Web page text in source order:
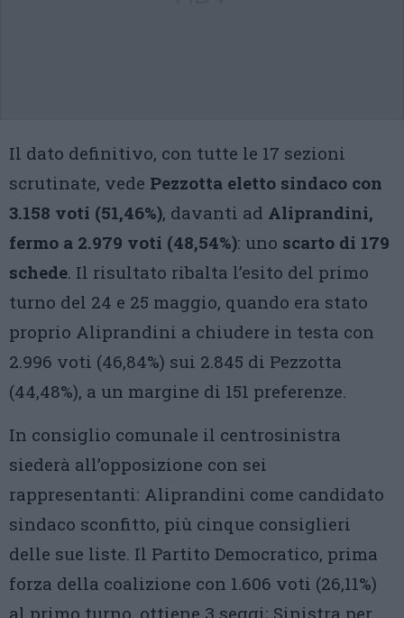
Il dato definitivo, con tutte le 17 sezioni
scrutinate, vede Pezzotta eletto sindaco con
3.158 voti (51,46%), davanti ad Aliprandini,
fermo a 2.979 voti (48,54%): uno scarto di 179
schede. Il risultato ribalta l’esito del primo
turno del 24 e 25 maggio, quando era stato
proprio Aliprandini a chiudere in testa con
2.996 voti (46,84%) sui 2.845 di Pezzotta
(44,48%), a un margine di 151 preferenze.
In consiglio comunale il centrosinistra
siederà all’opposizione con sei
rappresentanti: Aliprandini come candidato
sindaco sconfitto, più cinque consiglieri
delle sue liste. Il Partito Democratico, prima
forza della coalizione con 1.606 voti (26,11%)
al primo turno, ottiene 3 seggi; Sinistra per